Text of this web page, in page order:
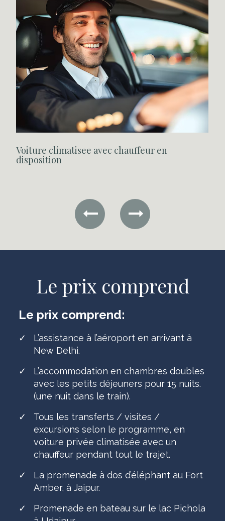
Previous
Voiture climatisee avec chauffeur en
disposition
Next
Le prix comprend
Le prix comprend:
✓
L’assistance à l’aéroport en arrivant à
New Delhi.
✓
L’accommodation en chambres doubles
avec les petits déjeuners pour 15 nuits.
(une nuit dans le train).
✓
Tous les transferts / visites /
excursions selon le programme, en
voiture privée climatisée avec un
chauffeur pendant tout le trajet.
✓
La promenade à dos d’éléphant au Fort
Amber, à Jaipur.
✓
Promenade en bateau sur le lac Pichola